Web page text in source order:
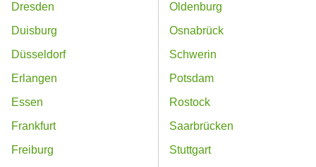
Dresden
Duisburg
Düsseldorf
Erlangen
Essen
Frankfurt
Freiburg
Oldenburg
Osnabrück
Schwerin
Potsdam
Rostock
Saarbrücken
Stuttgart